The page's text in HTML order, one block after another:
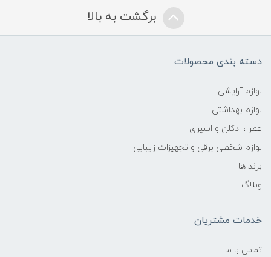
برگشت به بالا
دسته بندی محصولات
لوازم آرایشی
لوازم بهداشتی
عطر ، ادکلن و اسپری
لوازم شخصی برقی و تجهیزات زیبایی
برند ها
وبلاگ
خدمات مشتریان
تماس با ما